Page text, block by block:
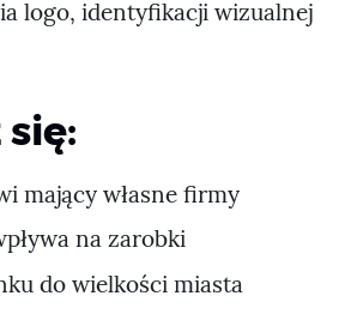
logo, identyfikacji wizualnej
mający własne firmy
na zarobki
do wielkości miasta